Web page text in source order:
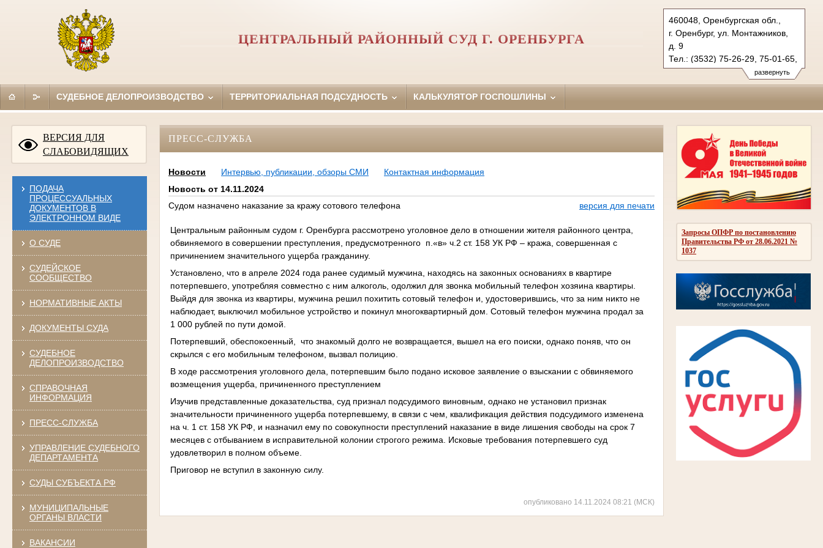
развернуть
460048, Оренбургская обл.,
г. Оренбург, ул. Монтажников,
д. 9
Тел.: (3532) 75-26-29, 75-01-65,
75-36-49
centralny.orb@sudrf.ru
ЦЕНТРАЛЬНЫЙ РАЙОННЫЙ СУД Г. ОРЕНБУРГА
СУДЕБНОЕ ДЕЛОПРОИЗВОДСТВО ТЕРРИТОРИАЛЬНАЯ ПОДСУДНОСТЬ КАЛЬКУЛЯТОР ГОСПОШЛИНЫ
ВЕРСИЯ ДЛЯ
СЛАБОВИДЯЩИХ
ПОДАЧА
ПРОЦЕССУАЛЬНЫХ
ДОКУМЕНТОВ В
ЭЛЕКТРОННОМ ВИДЕ
О СУДЕ
СУДЕЙСКОЕ
СООБЩЕСТВО
НОРМАТИВНЫЕ АКТЫ
ДОКУМЕНТЫ СУДА
СУДЕБНОЕ
ДЕЛОПРОИЗВОДСТВО
СПРАВОЧНАЯ
ИНФОРМАЦИЯ
ПРЕСС-СЛУЖБА
УПРАВЛЕНИЕ СУДЕБНОГО
ДЕПАРТАМЕНТА
СУДЫ СУБЪЕКТА РФ
МУНИЦИПАЛЬНЫЕ
ОРГАНЫ ВЛАСТИ
ВАКАНСИИ
Запросы ОПФР по постановлению
Правительства РФ от 28.06.2021 №
1037
ПРЕСС-СЛУЖБА
Новости Интервью, публикации, обзоры СМИ
Контактная информация
Новость от 14.11.2024
Судом назначено наказание за кражу сотового телефона
версия для печати
Центральным районным судом г. Оренбурга рассмотрено уголовное дело в отношении жителя районного центра,
обвиняемого в совершении преступления, предусмотренного п.«в» ч.2 ст. 158 УК РФ – кража, совершенная с
причинением значительного ущерба гражданину.
Установлено, что в апреле 2024 года ранее судимый мужчина, находясь на законных основаниях в квартире
потерпевшего, употребляя совместно с ним алкоголь, одолжил для звонка мобильный телефон хозяина квартиры.
Выйдя для звонка из квартиры, мужчина решил похитить сотовый телефон и, удостоверившись, что за ним никто не
наблюдает, выключил мобильное устройство и покинул многоквартирный дом. Сотовый телефон мужчина продал за
1 000 рублей по пути домой.
Потерпевший, обеспокоенный, что знакомый долго не возвращается, вышел на его поиски, однако поняв, что он
скрылся с его мобильным телефоном, вызвал полицию.
В ходе рассмотрения уголовного дела, потерпевшим было подано исковое заявление о взыскании с обвиняемого
возмещения ущерба, причиненного преступлением
Изучив представленные доказательства, суд признал подсудимого виновным, однако не установил признак
значительности причиненного ущерба потерпевшему, в связи с чем, квалификация действия подсудимого изменена
на ч. 1 ст. 158 УК РФ, и назначил ему по совокупности преступлений наказание в виде лишения свободы на срок 7
месяцев с отбыванием в исправительной колонии строгого режима. Исковые требования потерпевшего суд
удовлетворил в полном объеме.
Приговор не вступил в законную силу.
опубликовано 14.11.2024 08:21 (МСК)